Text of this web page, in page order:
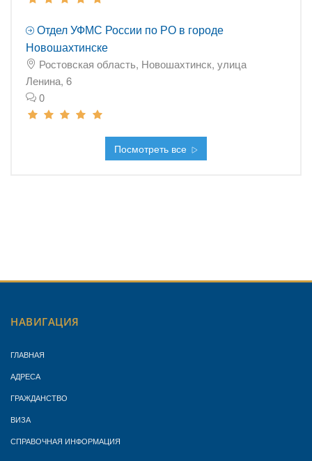
Отдел УФМС России по РО в городе
Новошахтинске
Ростовская область, Новошахтинск, улица
Ленина, 6
0
Посмотреть все
НАВИГАЦИЯ
ГЛАВНАЯ
АДРЕСА
ГРАЖДАНСТВО
ВИЗА
СПРАВОЧНАЯ ИНФОРМАЦИЯ